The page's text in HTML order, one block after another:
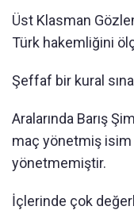
Üst Klasman
Türk hakemliğini
Şeffaf bir kural
Aralarında Barış
maç yönetmiş isim
yönetmemiştir.
İçlerinde çok